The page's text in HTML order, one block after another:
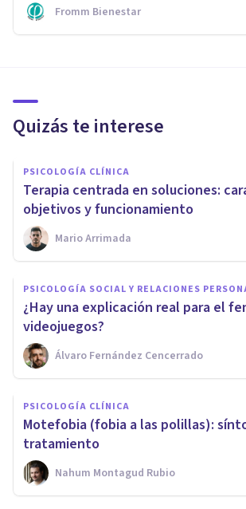
Fromm Bienestar
Quizás te interese
PSICOLOGÍA CLÍNICA
Terapia centrada en soluciones:
objetivos y funcionamiento
Mario Arrimada
PSICOLOGÍA SOCIAL Y RELACIONES
¿Hay una explicación real para el
videojuegos?
Álvaro Fernández Cencerrado
PSICOLOGÍA CLÍNICA
Motefobia (fobia a las polillas):
tratamiento
Nahum Montagud Rubio